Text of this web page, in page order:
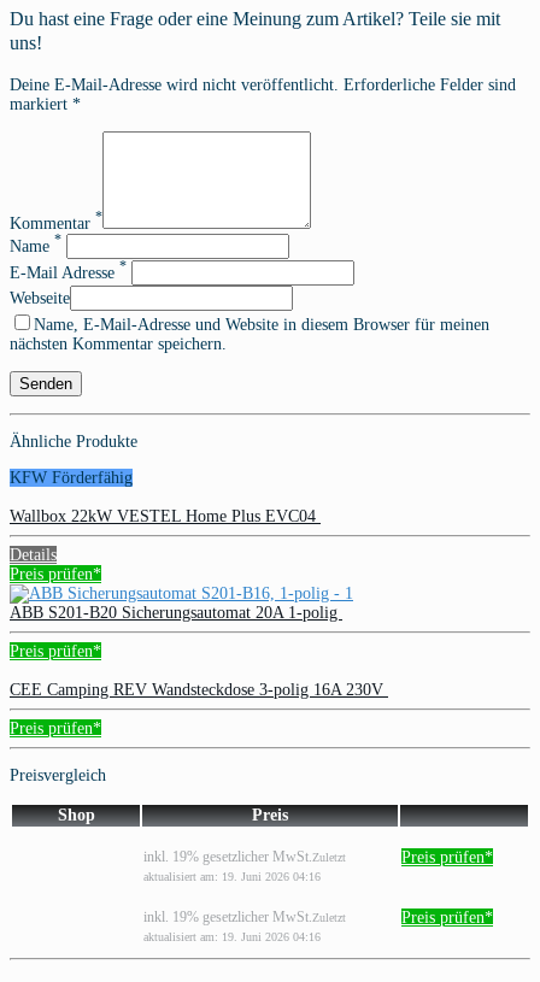
Du hast eine Frage oder eine Meinung zum Artikel? Teile sie mit
uns!
Deine E-Mail-Adresse wird nicht veröffentlicht. Erforderliche Felder sind
markiert *
Kommentar *
Name *
E-Mail Adresse *
Webseite
Name, E-Mail-Adresse und Website in diesem Browser für meinen
nächsten Kommentar speichern.
Ähnliche Produkte
KFW Förderfähig
Wallbox 22kW VESTEL Home Plus EVC04
Details
Preis prüfen*
ABB S201-B20 Sicherungsautomat 20A 1-polig
Preis prüfen*
CEE Camping REV Wandsteckdose 3-polig 16A 230V
Preis prüfen*
Preisvergleich
Shop Preis
inkl. 19% gesetzlicher MwSt.Zuletzt
aktualisiert am: 19. Juni 2026 04:16
Preis prüfen*
inkl. 19% gesetzlicher MwSt.Zuletzt
aktualisiert am: 19. Juni 2026 04:16
Preis prüfen*